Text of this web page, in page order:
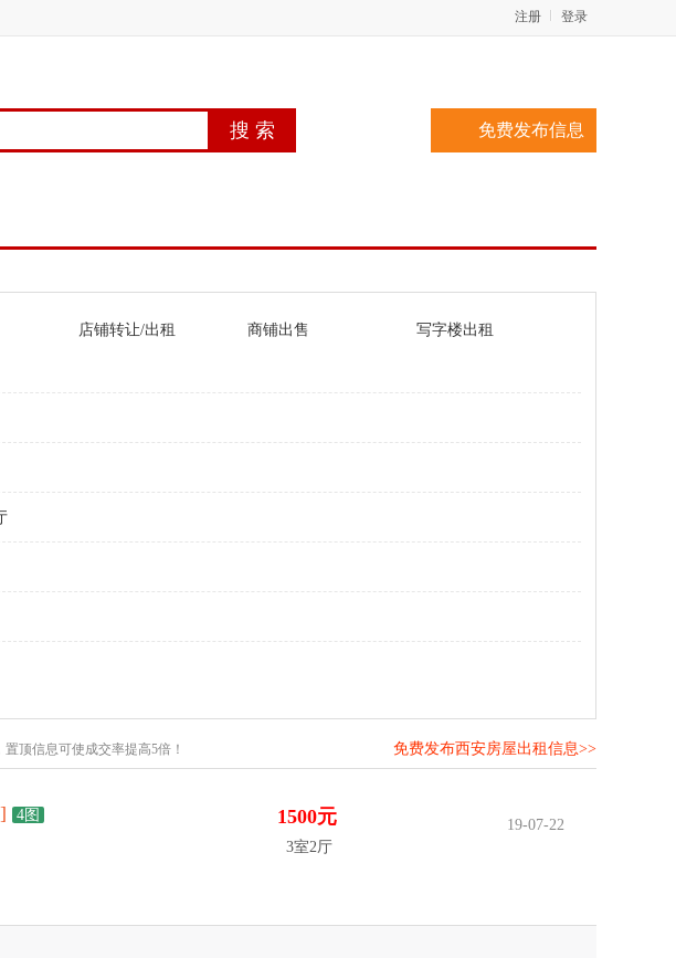
登录
注册
免费发布信息
店铺转让/出租 商铺出售 写字楼出租
顶信息可使成交率提高5倍！ 免费发布西安房屋出租信息>>
4图
19-07-22
1500元
3室2厅